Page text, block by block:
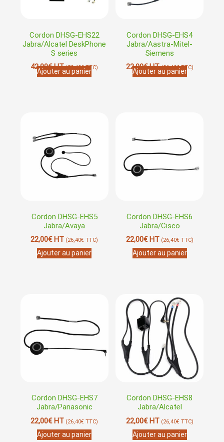
Cordon DHSG-EHS22
Jabra/Alcatel DeskPhone
S series
42,00€HT (50,40€TTC)
Ajouter au panier
Cordon DHSG-EHS4
Jabra/Aastra-Mitel-
Siemens
22,00€HT (26,40€TTC)
Ajouter au panier
Cordon DHSG-EHS5
Jabra/Avaya
22,00€HT (26,40€ TTC)
Ajouter au panier
Cordon DHSG-EHS6
Jabra/Cisco
22,00€HT (26,40€TTC)
Ajouter au panier
Cordon DHSG-EHS7
Jabra/Panasonic
22,00€HT (26,40€ TTC)
Ajouter au panier
Cordon DHSG-EHS8
Jabra/Alcatel
22,00€HT (26,40€TTC)
Ajouter au panier